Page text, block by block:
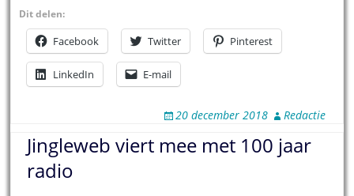
Dit delen:
Facebook Twitter Pinterest
LinkedIn E-mail
20 december 2018 Redactie
Jingleweb viert mee met 100 jaar
radio